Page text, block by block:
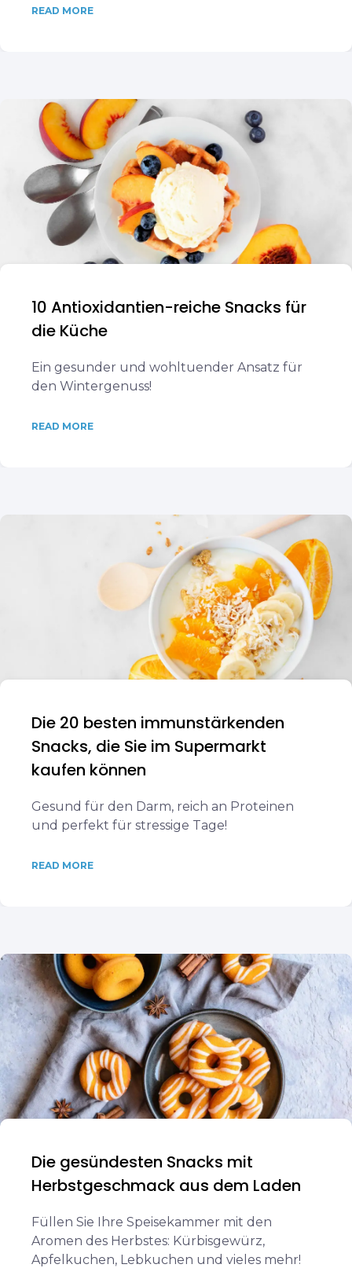
READ MORE
10 Antioxidantien-reiche Snacks für
die Küche
Ein gesunder und wohltuender Ansatz für
den Wintergenuss!
READ MORE
Die 20 besten immunstärkenden
Snacks, die Sie im Supermarkt
kaufen können
Gesund für den Darm, reich an Proteinen
und perfekt für stressige Tage!
READ MORE
Die gesündesten Snacks mit
Herbstgeschmack aus dem Laden
Füllen Sie Ihre Speisekammer mit den
Aromen des Herbstes: Kürbisgewürz,
Apfelkuchen, Lebkuchen und vieles mehr!